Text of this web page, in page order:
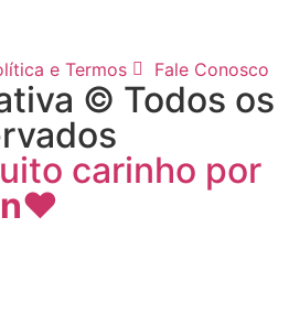
e Termos Fale Conosco
© Todos os
carinho por
♥